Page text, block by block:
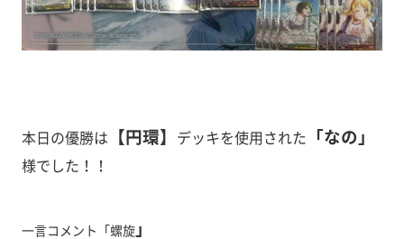
本日の優勝は 【円環】 デッキを使用された 「なの」
様でした！！
一言コメント「螺旋」